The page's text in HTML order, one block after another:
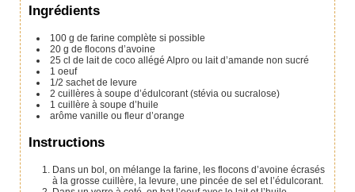
Ingrédients
100 g de farine complète si possible
20 g de flocons d’avoine
25 cl de lait de coco allégé Alpro ou lait d’amande non sucré
1 oeuf
1/2 sachet de levure
2 cuillères à soupe d’édulcorant (stévia ou sucralose)
1 cuillère à soupe d’huile
arôme vanille ou fleur d’orange
Instructions
Dans un bol, on mélange la farine, les flocons d’avoine écrasés
à la grosse cuillère, la levure, une pincée de sel et l’édulcorant.